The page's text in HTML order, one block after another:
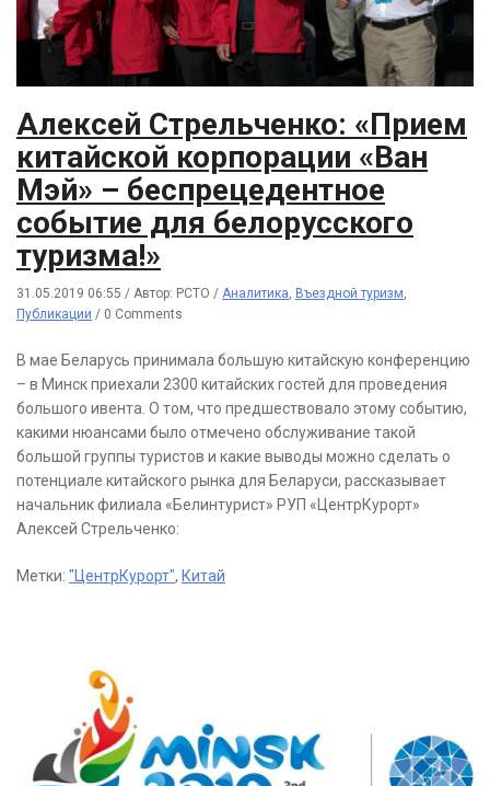
Алексей Стрельченко: «Прием
китайской корпорации «Ван
Мэй» – беспрецедентное
событие для белорусского
туризма!»
31.05.2019 06:55 / Автор: РСТО / Аналитика, Въездной туризм,
Публикации / 0 Comments
В мае Беларусь принимала большую китайскую конференцию
– в Минск приехали 2300 китайских гостей для проведения
большого ивента. О том, что предшествовало этому событию,
какими нюансами было отмечено обслуживание такой
большой группы туристов и какие выводы можно сделать о
потенциале китайского рынка для Беларуси, рассказывает
начальник филиала «Белинтурист» РУП «ЦентрКурорт»
Алексей Стрельченко:
Метки: "ЦентрКурорт", Китай